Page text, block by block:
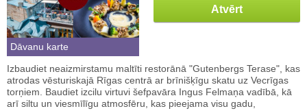
Dāvanu karte
Atvērt
Izbaudiet neaizmirstamu maltīti restorānā "Gutenbergs Terase", kas
atrodas vēsturiskajā Rīgas centrā ar brīnišķīgu skatu uz Vecrīgas
torņiem. Baudiet izcilu virtuvi šefpavāra Ingus Felmaņa vadībā, kā
arī siltu un viesmīlīgu atmosfēru, kas pieejama visu gadu,